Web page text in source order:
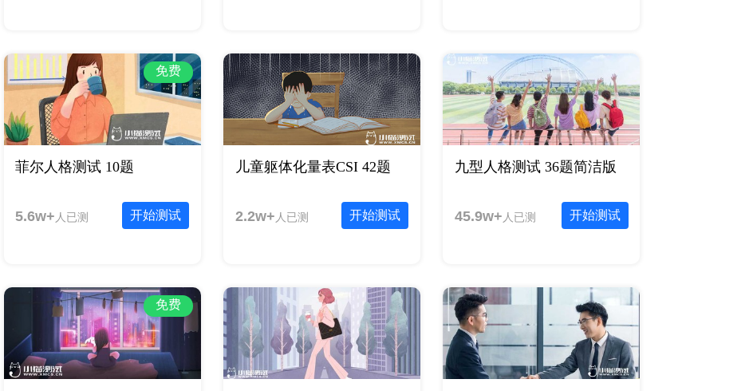
免费
菲尔人格测试 10题
开始测试
5.6w+ 人已测
儿童躯体化量表CSI 42题
开始测试
2.2w+ 人已测
九型人格测试 36题简洁版
开始测试
45.9w+ 人已测
免费